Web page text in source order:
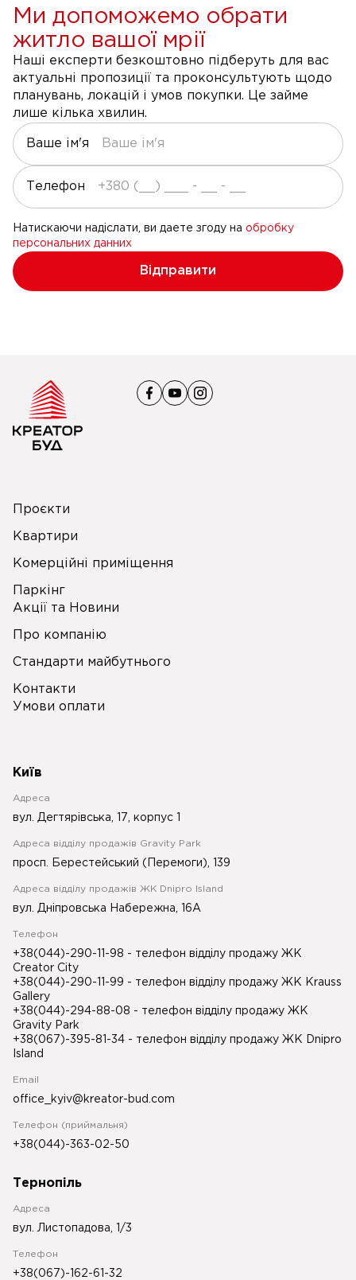
Ми допоможемо обрати
житло вашої мрії
Наші експерти безкоштовно підберуть для вас
актуальні пропозиції та проконсультують щодо
планувань, локацій і умов покупки. Це займе
лише кілька хвилин.
Ваше ім'я
Телефон
Натискаючи надіслати, ви даете згоду на обробку
персональних данних
Відправити
Проєкти
Квартири
Комерційні приміщення
Паркінг
Акції та Новини
Про компанію
Стандарти майбутнього
Контакти
Умови оплати
Київ
Адреса
вул. Дегтярівська, 17, корпус 1
Адреса відділу продажів Gravity Park
просп. Берестейський (Перемоги), 139
Адреса відділу продажів ЖК Dnipro Island
вул. Дніпровська Набережна, 16А
Телефон
+38(044)-290-11-98 - телефон відділу продажу ЖК
Creator City
+38(044)-290-11-99 - телефон відділу продажу ЖК Krauss
Gallery
+38(044)-294-88-08 - телефон відділу продажу ЖК
Gravity Park
+38(067)-395-81-34 - телефон відділу продажу ЖК Dnipro
Island
Email
office_kyiv@kreator-bud.com
Телефон (приймальня)
+38(044)-363-02-50
Тернопіль
Адреса
вул. Листопадова, 1/3
Телефон
+38(067)-162-61-32